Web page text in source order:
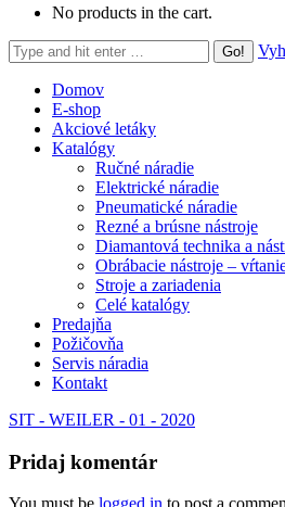
No products in the cart.
Search:
Domov
E-shop
Akciové letáky
Katalógy
Ručné náradie
Elektrické náradie
Pneumatické náradie
Rezné a brúsne nástroje
Diamantová technika a
Obrábacie nástroje –
Stroje a zariadenia
Celé katalógy
Predajňa
Požičovňa
Servis náradia
Kontakt
SIT - WEILER - 01 - 2020
Pridaj komentár